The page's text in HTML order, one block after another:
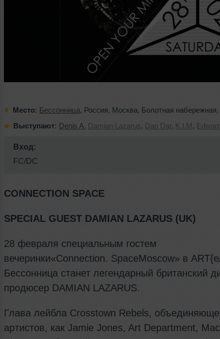
Место: Бессонница, Россия, Москва, Болотная набережная,
Выступают: Denis A, Damian Lazarus, Dao Dar, K.I.M,
Вход:
FC/DC
CONNECTION SPACE
SPECIAL GUEST DAMIAN LAZARUS (UK)
28 февраля специальным гостем
вечеринки«Connection. SpaceMoscow» в
Бессонница станет легендарный британский
продюсер DAMIAN LAZARUS.
Глава лейбла Crosstown Rebels,
артистов, как Jamie Jones, Art Department,